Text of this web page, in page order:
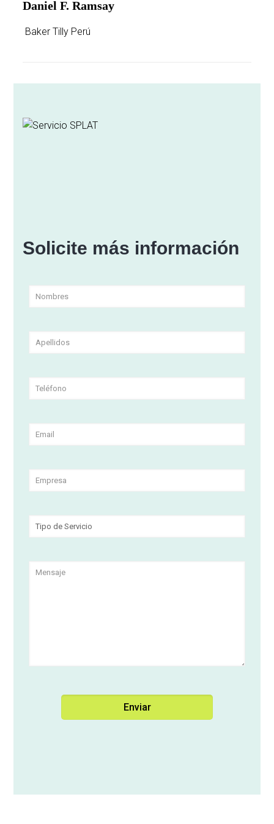
Daniel F. Ramsay
Baker Tilly Perú
Solicite más información